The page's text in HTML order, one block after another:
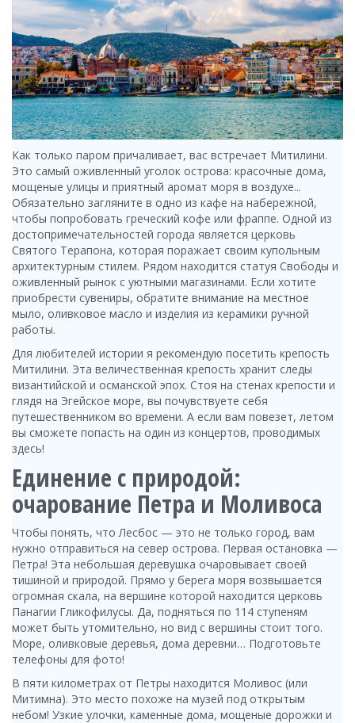
Как только паром причаливает, вас встречает Митилини.
Это самый оживленный уголок острова: красочные дома,
мощеные улицы и приятный аромат моря в воздухе...
Обязательно загляните в одно из кафе на набережной,
чтобы попробовать греческий кофе или фраппе. Одной из
достопримечательностей города является церковь
Святого Терапона, которая поражает своим купольным
архитектурным стилем. Рядом находится статуя Свободы и
оживленный рынок с уютными магазинами. Если хотите
приобрести сувениры, обратите внимание на местное
мыло, оливковое масло и изделия из керамики ручной
работы.
Для любителей истории я рекомендую посетить крепость
Митилини. Эта величественная крепость хранит следы
византийской и османской эпох. Стоя на стенах крепости и
глядя на Эгейское море, вы почувствуете себя
путешественником во времени. А если вам повезет, летом
вы сможете попасть на один из концертов, проводимых
здесь!
Единение с природой:
очарование Петра и Моливоса
Чтобы понять, что Лесбос — это не только город, вам
нужно отправиться на север острова. Первая остановка —
Петра! Эта небольшая деревушка очаровывает своей
тишиной и природой. Прямо у берега моря возвышается
огромная скала, на вершине которой находится церковь
Панагии Гликофилусы. Да, подняться по 114 ступеням
может быть утомительно, но вид с вершины стоит того.
Море, оливковые деревья, дома деревни… Подготовьте
телефоны для фото!
В пяти километрах от Петры находится Моливос (или
Митимна). Это место похоже на музей под открытым
небом! Узкие улочки, каменные дома, мощеные дорожки и